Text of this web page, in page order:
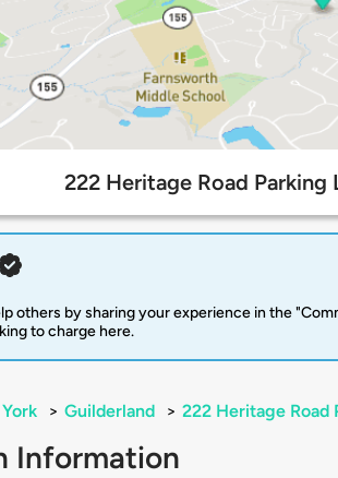
222 Heritage Road
others by sharing your experience in the
to charge here.
> Guilderland > 222 Heritage Road
Information